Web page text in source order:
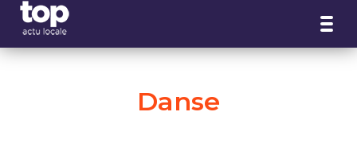
Danse
Panneau de gestion des cookies